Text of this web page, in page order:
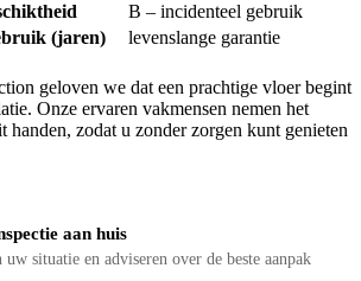
B – incidenteel gebruik
(jaren)
levenslange garantie
geloven we dat een prachtige vloer begint
Onze ervaren vakmensen nemen het
handen, zodat u zonder zorgen kunt genieten
aan huis
situatie en adviseren over de beste aanpak